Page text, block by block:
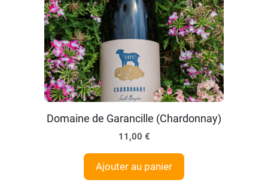
Domaine de Garancille (Chardonnay)
11,00 €
Ajouter au panier